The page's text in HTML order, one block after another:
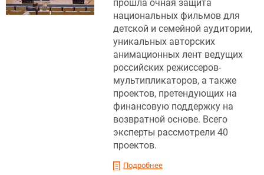
прошла очная защита
национальных фильмов для
детской и семейной аудитории,
уникальных авторских
анимационных лент ведущих
российских режиссеров-
мультипликаторов, а также
проектов, претендующих на
финансовую поддержку на
возвратной основе. Всего
эксперты рассмотрели 40
проектов.
Подробнее